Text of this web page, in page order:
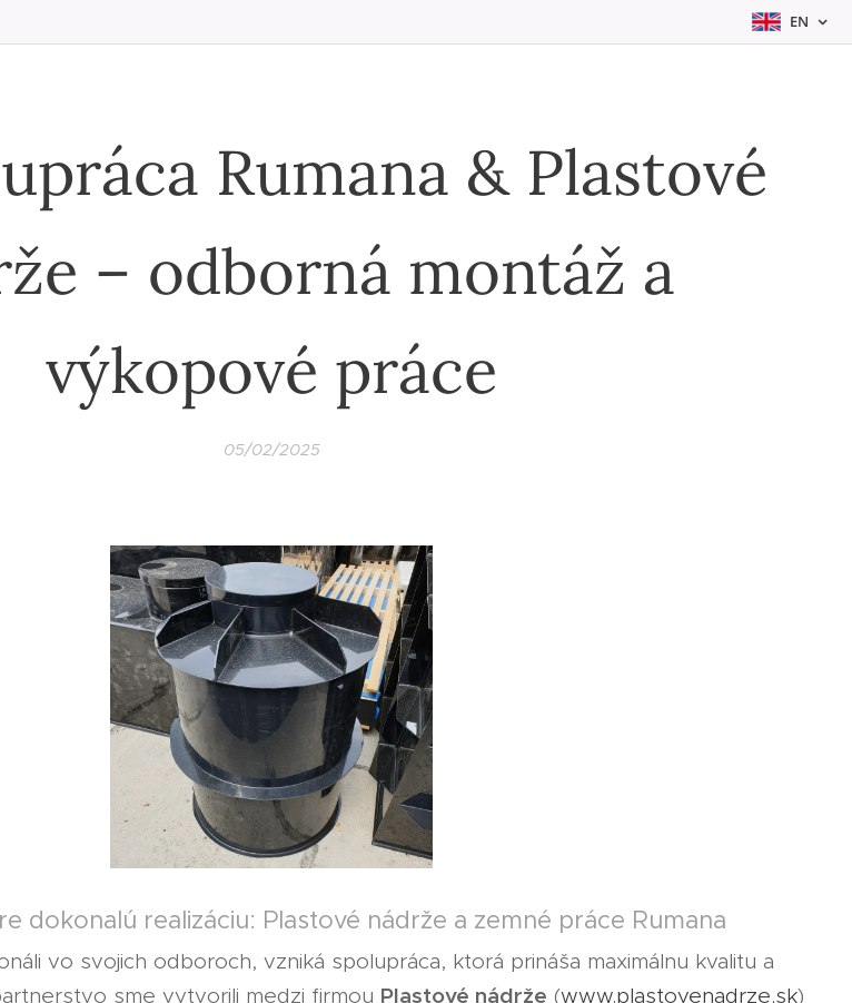
EN
Rumana & Plastové
– odborná montáž a
výkopové práce
05/02/2025
dokonalú realizáciu: Plastové nádrže a zemné práce Rumana
vo svojich odboroch, vzniká spolupráca, ktorá prináša maximálnu kvalitu a
sme vytvorili medzi firmou Plastové nádrže (www.plastovenadrze.sk)